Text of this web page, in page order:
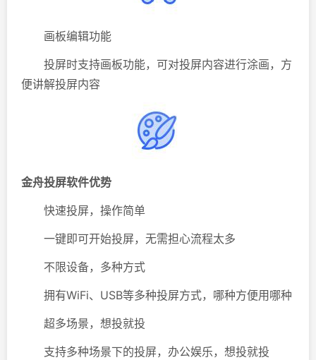
画板编辑功能
投屏时支持画板功能，可对投屏内容进行涂画，方
便讲解投屏内容
金舟投屏软件优势
快速投屏，操作简单
一键即可开始投屏，无需担心流程太多
不限设备，多种方式
拥有WiFi、USB等多种投屏方式，哪种方便用哪种
超多场景，想投就投
支持多种场景下的投屏，办公娱乐，想投就投